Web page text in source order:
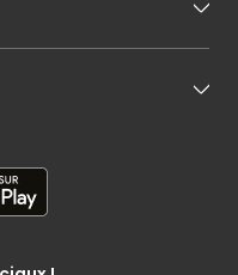
(de Schnékert